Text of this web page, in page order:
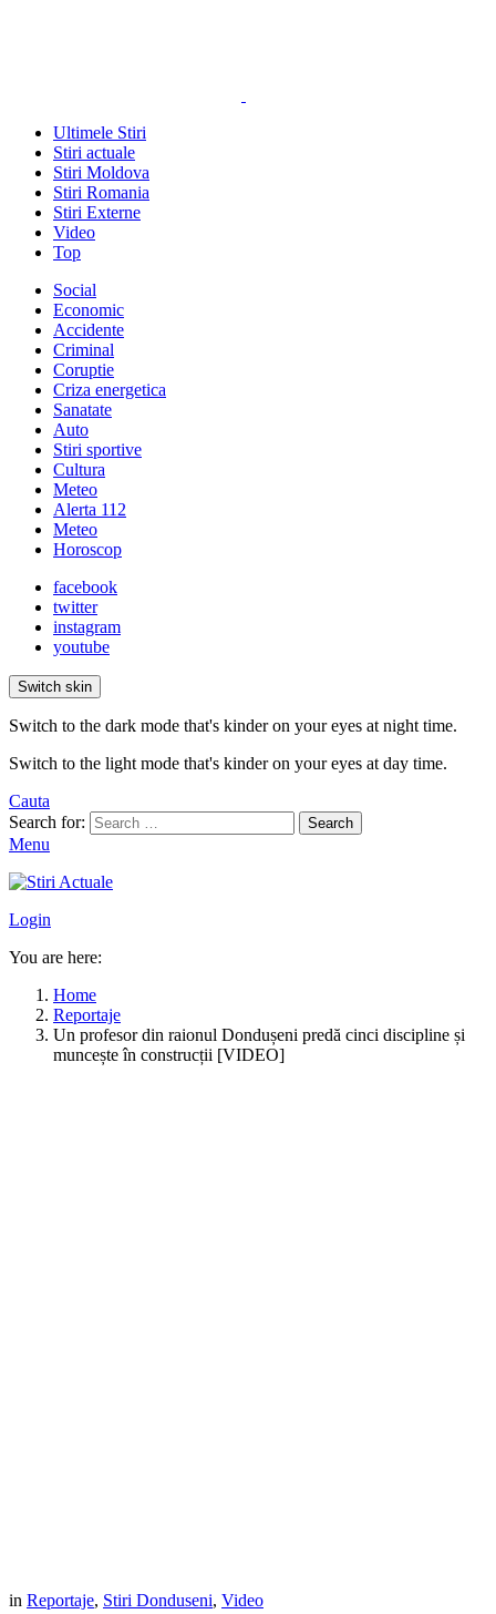
Ultimele Stiri
Stiri actuale
Stiri Moldova
Stiri Romania
Stiri Externe
Video
Top
Social
Economic
Accidente
Criminal
Coruptie
Criza energetica
Sanatate
Auto
Stiri sportive
Cultura
Meteo
Alerta 112
Meteo
Horoscop
facebook
twitter
instagram
youtube
Switch skin
Switch to the dark mode that's kinder on your eyes at night time.
Switch to the light mode that's kinder on your eyes at day time.
Cauta
Search for:
Search
Menu
Login
You are here:
Home
Reportaje
Un profesor din raionul Dondușeni predă cinci discipline și
muncește în construcții [VIDEO]
in Reportaje, Stiri Donduseni, Video